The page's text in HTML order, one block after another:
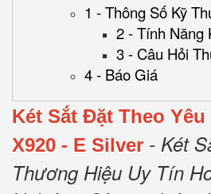
1 - Thông Số Kỹ
2 - Tính Năng
3 - Câu Hỏi
4 - Báo Giá
Két Sắt Đặt Theo Yêu
X920 - E Silver - Két
Thương Hiệu Uy Tín